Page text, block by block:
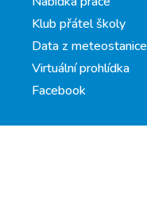
Klub přátel školy
Data z meteostanice
Virtuální prohlídka
Facebook